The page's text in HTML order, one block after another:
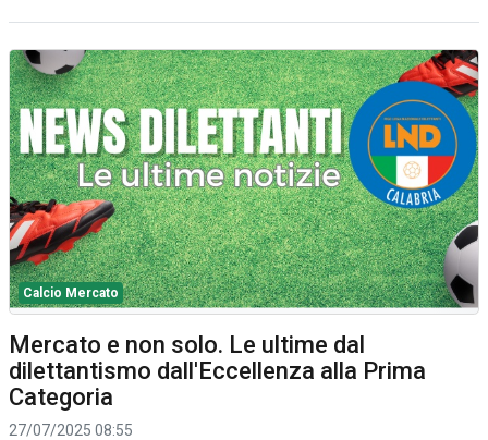
Calcio Mercato
Mercato e non solo. Le ultime dal
dilettantismo dall'Eccellenza alla Prima
Categoria
27/07/2025 08:55